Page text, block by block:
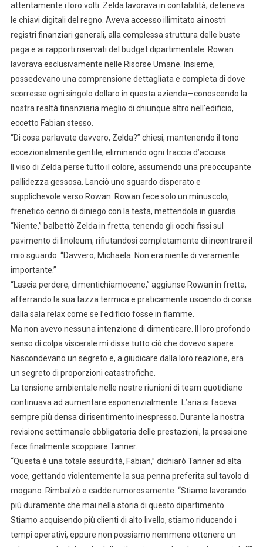
attentamente i loro volti. Zelda lavorava in contabilità; deteneva
le chiavi digitali del regno. Aveva accesso illimitato ai nostri
registri finanziari generali, alla complessa struttura delle buste
paga e ai rapporti riservati del budget dipartimentale. Rowan
lavorava esclusivamente nelle Risorse Umane. Insieme,
possedevano una comprensione dettagliata e completa di dove
scorresse ogni singolo dollaro in questa azienda—conoscendo la
nostra realtà finanziaria meglio di chiunque altro nell’edificio,
eccetto Fabian stesso.
“Di cosa parlavate davvero, Zelda?” chiesi, mantenendo il tono
eccezionalmente gentile, eliminando ogni traccia d’accusa.
Il viso di Zelda perse tutto il colore, assumendo una preoccupante
pallidezza gessosa. Lanciò uno sguardo disperato e
supplichevole verso Rowan. Rowan fece solo un minuscolo,
frenetico cenno di diniego con la testa, mettendola in guardia.
“Niente,” balbettò Zelda in fretta, tenendo gli occhi fissi sul
pavimento di linoleum, rifiutandosi completamente di incontrare il
mio sguardo. “Davvero, Michaela. Non era niente di veramente
importante.”
“Lascia perdere, dimentichiamocene,” aggiunse Rowan in fretta,
afferrando la sua tazza termica e praticamente uscendo di corsa
dalla sala relax come se l’edificio fosse in fiamme.
Ma non avevo nessuna intenzione di dimenticare. Il loro profondo
senso di colpa viscerale mi disse tutto ciò che dovevo sapere.
Nascondevano un segreto e, a giudicare dalla loro reazione, era
un segreto di proporzioni catastrofiche.
La tensione ambientale nelle nostre riunioni di team quotidiane
continuava ad aumentare esponenzialmente. L’aria si faceva
sempre più densa di risentimento inespresso. Durante la nostra
revisione settimanale obbligatoria delle prestazioni, la pressione
fece finalmente scoppiare Tanner.
“Questa è una totale assurdità, Fabian,” dichiarò Tanner ad alta
voce, gettando violentemente la sua penna preferita sul tavolo di
mogano. Rimbalzò e cadde rumorosamente. “Stiamo lavorando
più duramente che mai nella storia di questo dipartimento.
Stiamo acquisendo più clienti di alto livello, stiamo riducendo i
tempi operativi, eppure non possiamo nemmeno ottenere un